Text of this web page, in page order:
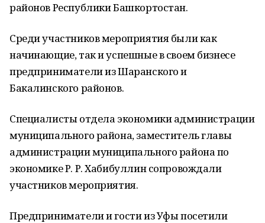
районов Республики Башкортостан.
Среди участников мероприятия были как
начинающие, так и успешные в своем бизнесе
предприниматели из Шаранского и
Бакалинского районов.
Специалисты отдела экономики администрации
муниципального района, заместитель главы
администрации муниципального района по
экономике Р. Р. Хабибуллин сопровождали
участников мероприятия.
Предприниматели и гости из Уфы посетили